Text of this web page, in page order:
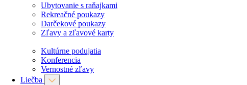
Ubytovanie s raňajkami
Rekreačné poukazy
Darčekové poukazy
Zľavy a zľavové karty
Kultúrne podujatia
Konferencia
Vernostné zľavy
Liečba